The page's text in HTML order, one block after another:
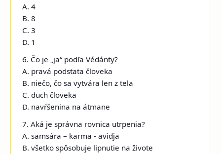
A. 4
B. 8
C. 3
D. 1
6. Čo je „ja“ podľa Védánty?
A. pravá podstata človeka
B. niečo, čo sa vytvára len z tela
C. duch človeka
D. navŕšenina na átmane
7. Aká je správna rovnica utrpenia?
A. samsára – karma - avidja
B. všetko spôsobuje lipnutie na živote